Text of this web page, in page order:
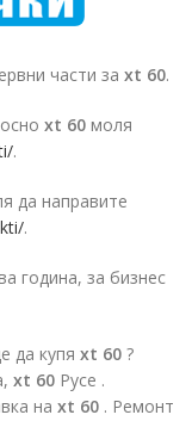
части за xt 60.
xt 60 моля
.
да направите
.
година, за бизнес
да купя xt 60 ?
xt 60 Русе .
на xt 60 . Ремонт